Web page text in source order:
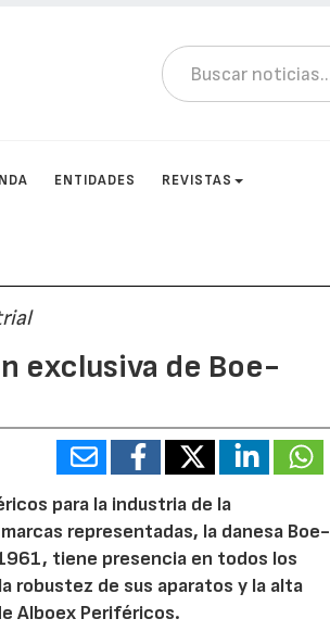
ENTIDADES REVISTAS
exclusiva de Boe-
para la industria de la
representadas, la danesa Boe-
tiene presencia en todos los
robustez de sus aparatos y la alta
Alboex Periféricos.